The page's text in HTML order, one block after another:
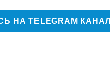
НА TELEGRAM КАНАЛ